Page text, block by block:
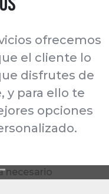
ofrecemos
el cliente lo
disfrutes de
y para ello te
opciones
materiales
sus necesidades y
con calidad y
donde sea
incluso en
las gestiones
con luz
o iluminados
de opciones,